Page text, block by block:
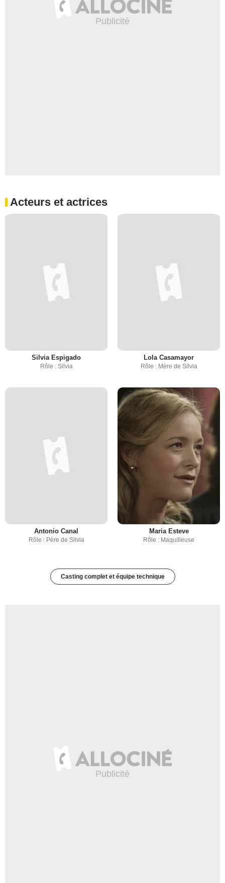
Acteurs et actrices
Silvia Espigado
Rôle : Silvia
Lola Casamayor
Rôle : Mère de Silvia
Antonio Canal
Rôle : Père de Silvia
Maria Esteve
Rôle : Maquilleuse
Casting complet et équipe technique